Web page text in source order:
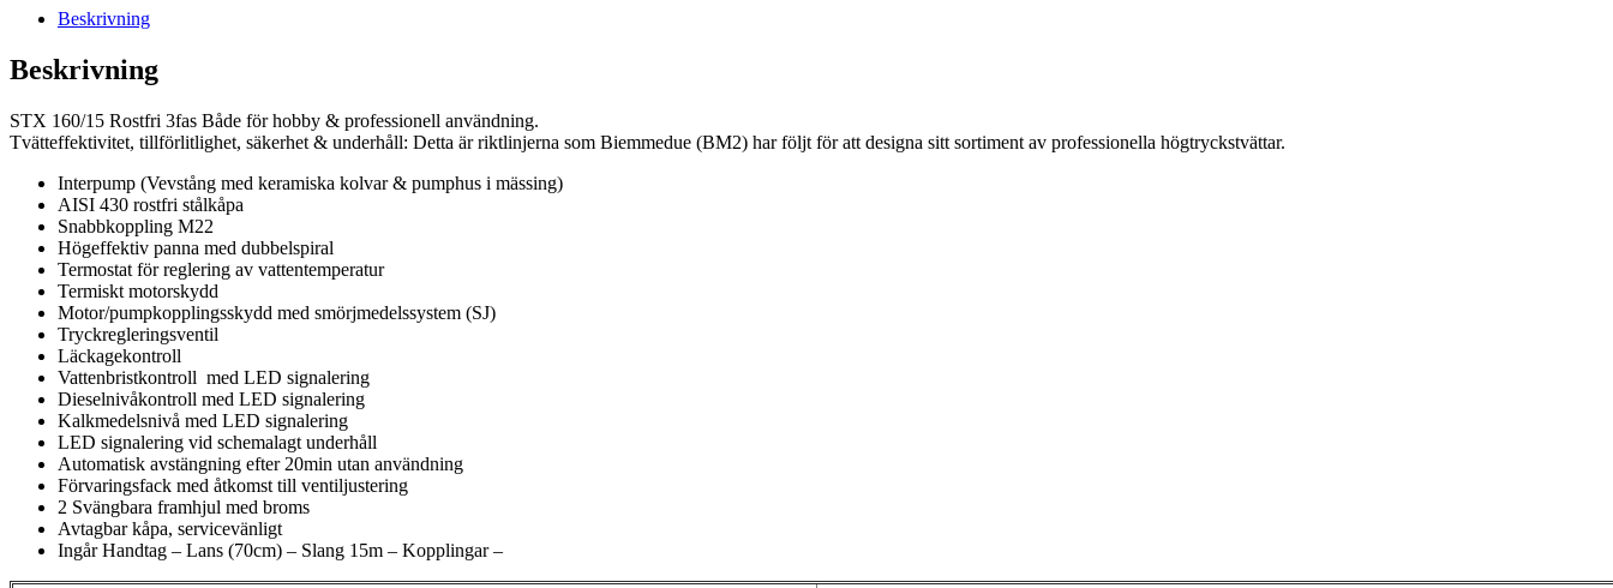
Beskrivning
Beskrivning
STX 160/15 Rostfri 3fas Både för hobby & professionell användning.
Tvätteffektivitet, tillförlitlighet, säkerhet & underhåll: Detta är riktlinjerna som Biemmedue (BM2) har följt för att designa sitt sortiment av professionella högtryckstvättar.
Interpump (Vevstång med keramiska kolvar & pumphus i mässing)
AISI 430 rostfri stålkåpa
Snabbkoppling M22
Högeffektiv panna med dubbelspiral
Termostat för reglering av vattentemperatur
Termiskt motorskydd
Motor/pumpkopplingsskydd med smörjmedelssystem (SJ)
Tryckregleringsventil
Läckagekontroll
Vattenbristkontroll med LED signalering
Dieselnivåkontroll med LED signalering
Kalkmedelsnivå med LED signalering
LED signalering vid schemalagt underhåll
Automatisk avstängning efter 20min utan användning
Förvaringsfack med åtkomst till ventiljustering
2 Svängbara framhjul med broms
Avtagbar kåpa, servicevänligt
Ingår Handtag – Lans (70cm) – Slang 15m – Kopplingar –